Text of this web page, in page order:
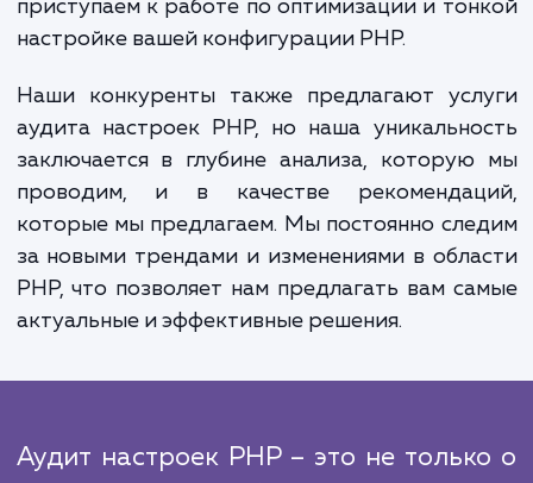
показатели SEO, так как поисковые
ценят быстро загружающиеся и
сайты.
Процесс работы начинается с
информации о вашем сайте и
конфигурации PHP. Затем мы
детальный анализ и выявляем проблемы.
анализа мы предоставляем вам
отчет с рекомендациями по оптимизации.